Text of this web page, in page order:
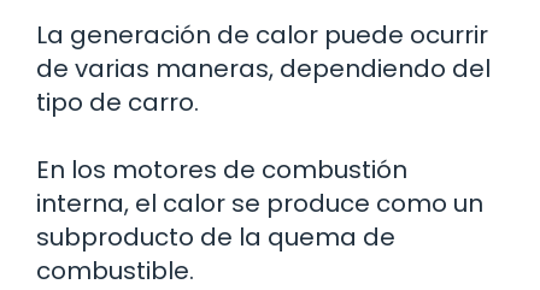
La generación de calor puede ocurrir
de varias maneras, dependiendo del
tipo de carro.
En los motores de combustión
interna, el calor se produce como un
subproducto de la quema de
combustible.